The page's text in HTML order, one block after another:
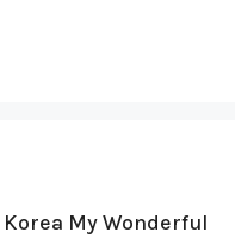
My Wonderful